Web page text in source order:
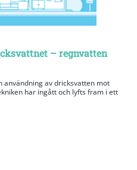
– regnvatten
användning av dricksvatten mot
har ingått och lyfts fram i ett